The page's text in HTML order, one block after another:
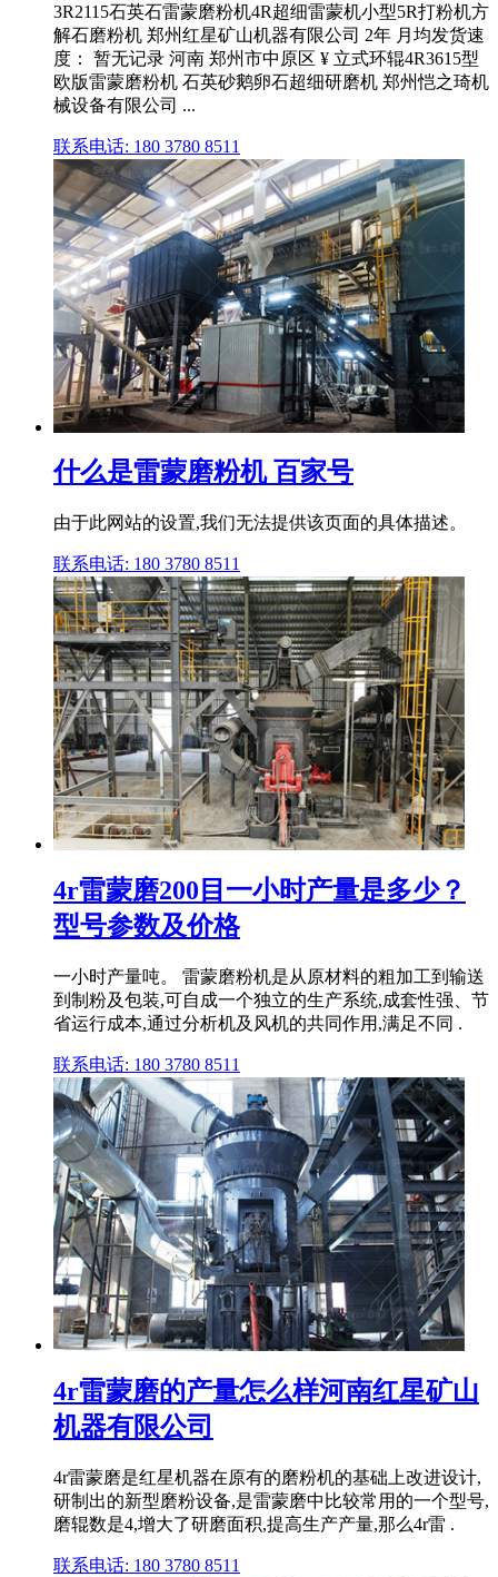
3R2115石英石雷蒙磨粉机4R超细雷蒙机小型5R打粉机方
解石磨粉机 郑州红星矿山机器有限公司 2年 月均发货速
度： 暂无记录 河南 郑州市中原区 ¥ 立式环辊4R3615型
欧版雷蒙磨粉机 石英砂鹅卵石超细研磨机 郑州恺之琦机
械设备有限公司 ...
联系电话: 180 3780 8511
什么是雷蒙磨粉机 百家号
由于此网站的设置,我们无法提供该页面的具体描述。
联系电话: 180 3780 8511
4r雷蒙磨200目一小时产量是多少？
型号参数及价格
一小时产量吨。 雷蒙磨粉机是从原材料的粗加工到输送
到制粉及包装,可自成一个独立的生产系统,成套性强、节
省运行成本,通过分析机及风机的共同作用,满足不同 .
联系电话: 180 3780 8511
4r雷蒙磨的产量怎么样河南红星矿山
机器有限公司
4r雷蒙磨是红星机器在原有的磨粉机的基础上改进设计,
研制出的新型磨粉设备,是雷蒙磨中比较常用的一个型号,
磨辊数是4,增大了研磨面积,提高生产产量,那么4r雷 .
联系电话: 180 3780 8511